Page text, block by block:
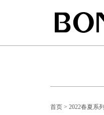
首页 > 2022春夏系列